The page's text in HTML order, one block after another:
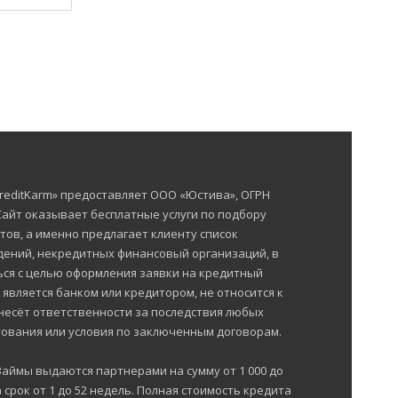
предоставляет ООО «Юстива», ОГРН
оказывает бесплатные услуги по подбору
а именно предлагает клиенту список
некредитных финансовый организаций, в
с целью оформления заявки на кредитный
банком или кредитором, не относится к
ответственности за последствия любых
или условия по заключенным договорам.
выдаются партнерами на сумму от 1 000 до
от 1 до 52 недель. Полная стоимость кредита